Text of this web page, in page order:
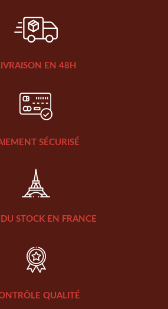
EN 48H
SÉCURISÉ
STOCK EN FRANCE
QUALITÉ